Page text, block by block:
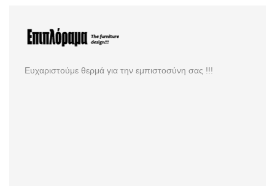
Ευχαριστούμε θερμά για την εμπιστοσύνη σας !!!